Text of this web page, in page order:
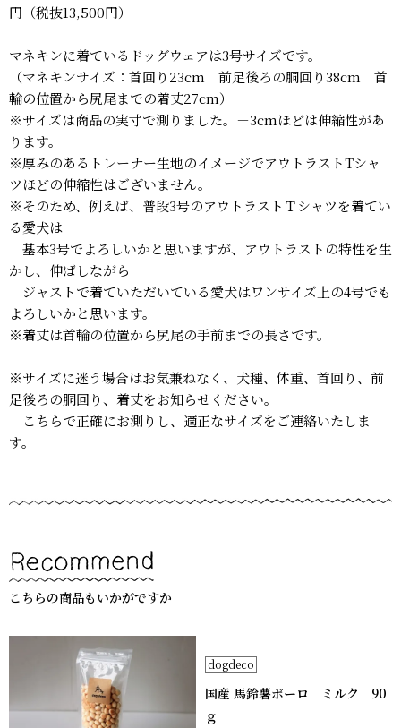
円（税抜13,500円）
マネキンに着ているドッグウェアは3号サイズです。
（マネキンサイズ：首回り23cm 前足後ろの胴回り38cm 首
輪の位置から尻尾までの着丈27cm）
※サイズは商品の実寸で測りました。＋3cmほどは伸縮性があ
ります。
※厚みのあるトレーナー生地のイメージでアウトラストTシャ
ツほどの伸縮性はございません。
※そのため、例えば、普段3号のアウトラストＴシャツを着てい
る愛犬は
基本3号でよろしいかと思いますが、アウトラストの特性を生
かし、伸ばしながら
ジャストで着ていただいている愛犬はワンサイズ上の4号でも
よろしいかと思います。
※着丈は首輪の位置から尻尾の手前までの長さです。
※サイズに迷う場合はお気兼ねなく、犬種、体重、首回り、前
足後ろの胴回り、着丈をお知らせください。
こちらで正確にお測りし、適正なサイズをご連絡いたしま
す。
こちらの商品もいかがですか
dogdeco
国産 馬鈴薯ボーロ ミルク 90
ｇ